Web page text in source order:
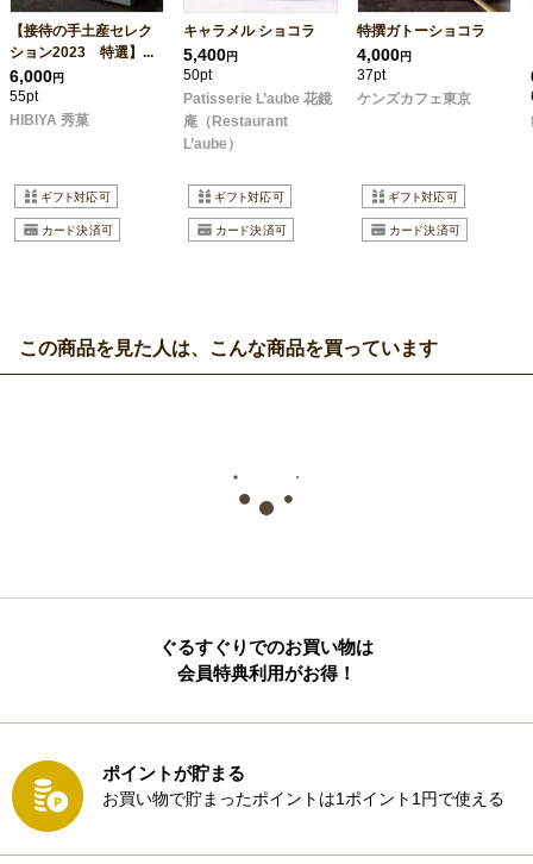
【接待の手土産セレク
ション2023 特選】...
6,000円
55pt
HIBIYA 秀菓
キャラメル ショコラ
5,400円
50pt
Patisserie L’aube 花鏡
庵（Restaurant
L’aube）
特撰ガトーショコラ
4,000円
37pt
ケンズカフェ東京
この商品を見た人は、こんな商品を買っています
ぐるすぐりでのお買い物は
会員特典利用がお得！
ポイントが貯まる
お買い物で貯まったポイントは1ポイント1円で使える